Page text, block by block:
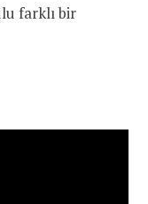
farklı bir